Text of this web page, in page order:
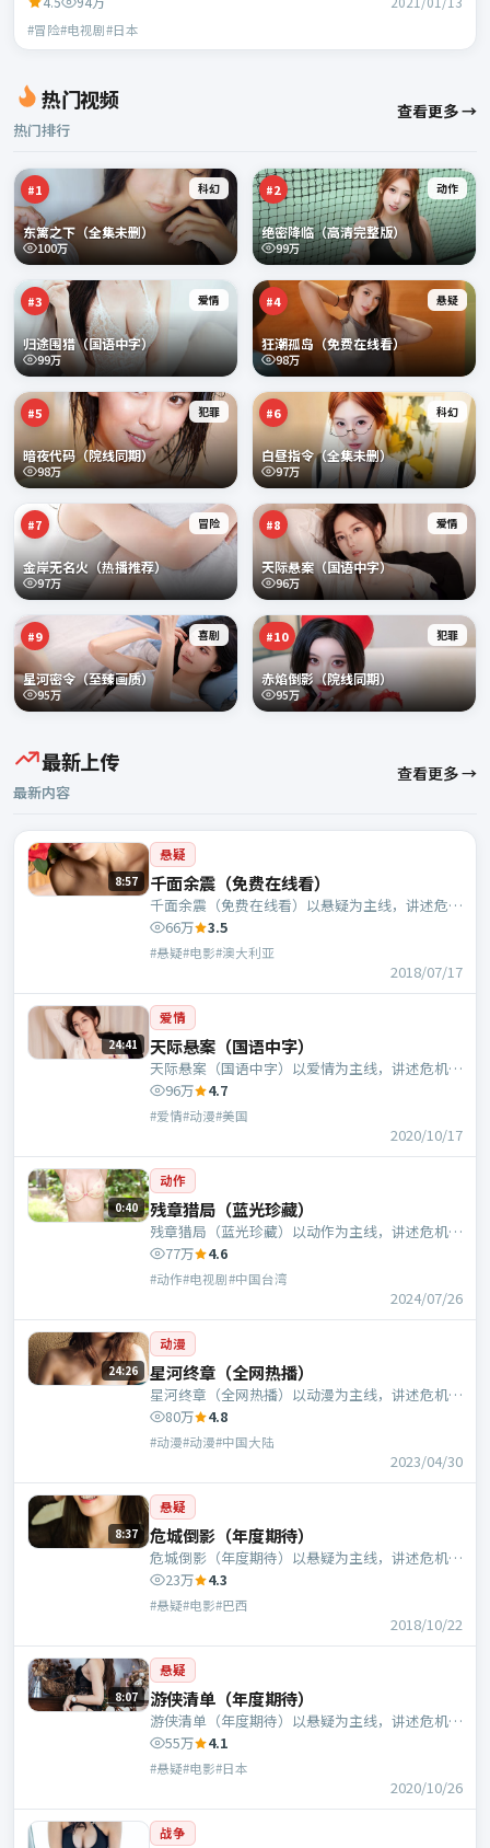
#冒险#电视剧#日本
热门视频
热门排行
查看更多 →
#1 科幻
东篱之下（全集未删）
100万
#2 动作
绝密降临（高清完整版）
99万
#3 爱情
归途围猎（国语中字）
99万
#4 悬疑
狂潮孤岛（免费在线看）
98万
#5 犯罪
暗夜代码（院线同期）
98万
#6 科幻
白昼指令（全集未删）
97万
#7 冒险
金岸无名火（热播推荐）
97万
#8 爱情
天际悬案（国语中字）
96万
#9 喜剧
星河密令（至臻画质）
95万
#10 犯罪
赤焰倒影（院线同期）
95万
最新上传
最新内容
查看更多 →
8:57
悬疑
千面余震（免费在线看）
千面余震（免费在线看）以悬疑为主线，讲述危机
中的抉择与人物成长；澳大利亚班底，乌尔善执
导，胡歌、张译等主演。
66万 3.5
#悬疑#电影#澳大利亚
2018/07/17
24:41
爱情
天际悬案（国语中字）
天际悬案（国语中字）以爱情为主线，讲述危机中
的抉择与人物成长；美国班底，宁浩执导，凯特·
布兰切特、蕾雅·赛杜等主演。
96万 4.7
#爱情#动漫#美国
2020/10/17
0:40
动作
残章猎局（蓝光珍藏）
残章猎局（蓝光珍藏）以动作为主线，讲述危机中
的抉择与人物成长；中国台湾班底，曹盾执导，周
冬雨、于和伟等主演。
77万 4.6
#动作#电视剧#中国台湾
2024/07/26
24:26
动漫
星河终章（全网热播）
星河终章（全网热播）以动漫为主线，讲述危机中
的抉择与人物成长；中国大陆班底，王伟执导，段
奕宏、赵丽颖等主演。
80万 4.8
#动漫#动漫#中国大陆
2023/04/30
8:37
悬疑
危城倒影（年度期待）
危城倒影（年度期待）以悬疑为主线，讲述危机中
的抉择与人物成长；巴西班底，管虎执导，于和
伟、周冬雨等主演。
23万 4.3
#悬疑#电影#巴西
2018/10/22
8:07
悬疑
游侠清单（年度期待）
游侠清单（年度期待）以悬疑为主线，讲述危机中
的抉择与人物成长；日本班底，管虎执导，张译、
秦昊等主演。
55万 4.1
#悬疑#电影#日本
2020/10/26
战争